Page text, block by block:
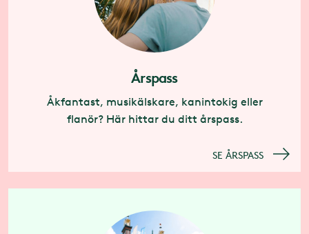
Årspass
Åkfantast, musikälskare, kanintokig eller
flanör? Här hittar du ditt årspass.
SE ÅRSPASS